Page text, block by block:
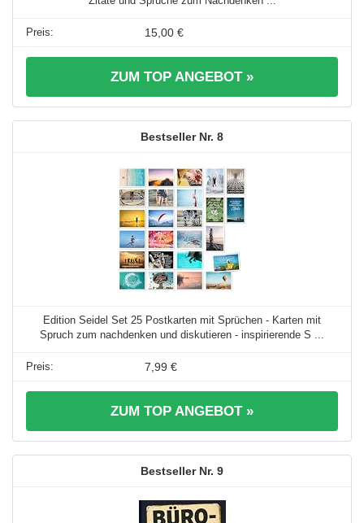
15,00 €
ZUM TOP ANGEBOT »
8
Edition Seidel Set 25 Postkarten mit Sprüchen - Karten mit
Spruch zum nachdenken und diskutieren - inspirierende S ...
7,99 €
ZUM TOP ANGEBOT »
9